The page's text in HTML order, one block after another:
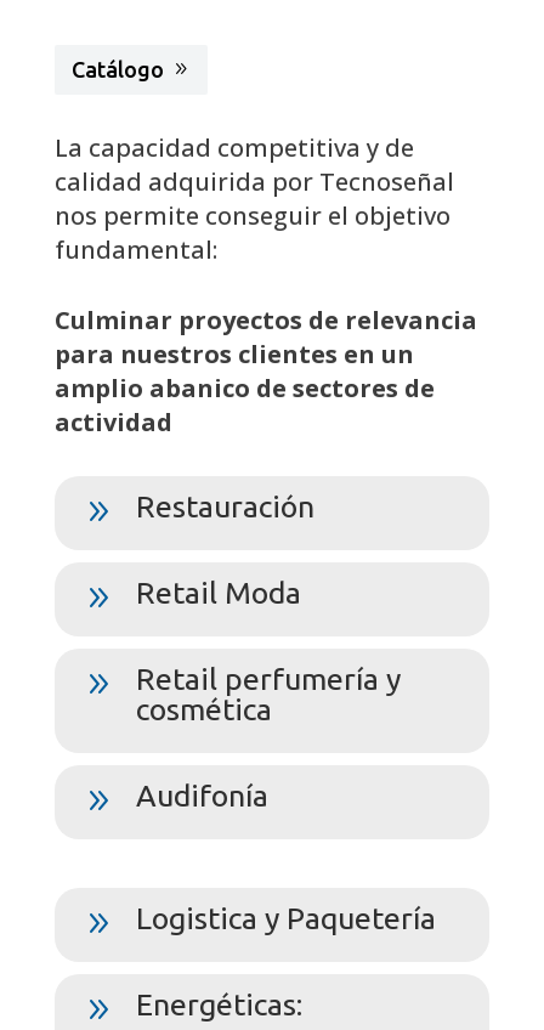
Catálogo
La capacidad competitiva y de
calidad adquirida por Tecnoseñal
nos permite conseguir el objetivo
fundamental:
Culminar proyectos de relevancia
para nuestros clientes en un
amplio abanico de sectores de
actividad
9 Restauración
9 Retail Moda
9
Retail perfumería y
cosmética
9 Audifonía
9 Logistica y Paquetería
9 Energéticas: